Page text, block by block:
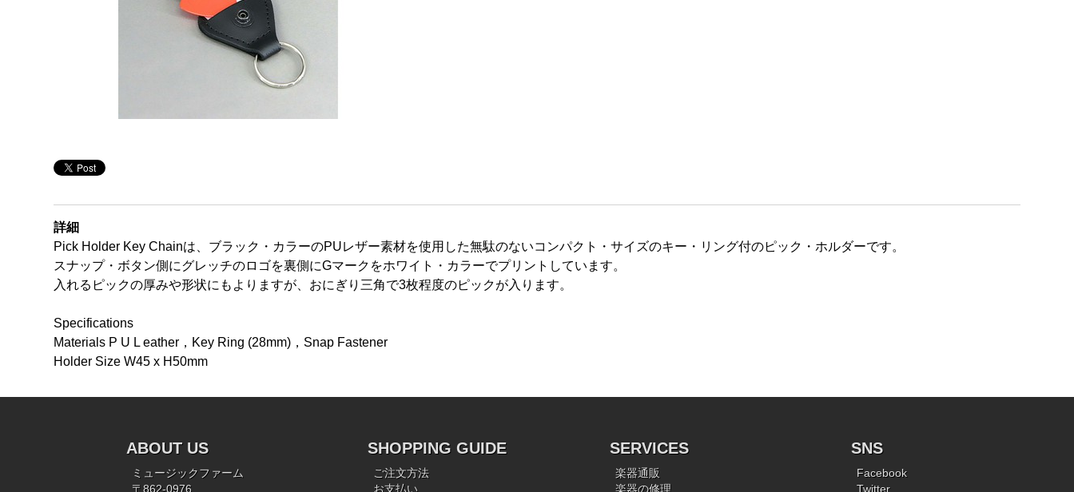
詳細
Pick Holder Key Chainは、ブラック・カラーのPUレザー素材を使用した無駄のないコンパクト・サイズのキー・リング付のピック・ホルダーです。
スナップ・ボタン側にグレッチのロゴを裏側にGマークをホワイト・カラーでプリントしています。
入れるピックの厚みや形状にもよりますが、おにぎり三角で3枚程度のピックが入ります。
Specifications
Materials P U L eather，Key Ring (28mm)，Snap Fastener
Holder Size W45 x H50mm
ABOUT US
ミュージックファーム
〒862-0976
SHOPPING GUIDE
ご注文方法
お支払い
SERVICES
楽器通販
楽器の修理
SNS
Facebook
Twitter